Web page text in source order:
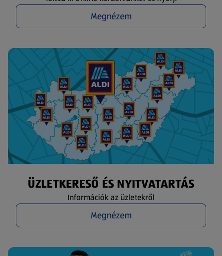
Megnézem
ÜZLETKERESŐ ÉS NYITVATARTÁS
Információk az üzletekről
Megnézem